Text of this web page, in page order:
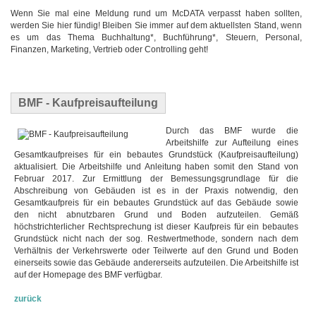
Wenn Sie mal eine Meldung rund um McDATA verpasst haben sollten,
werden Sie hier fündig! Bleiben Sie immer auf dem aktuellsten Stand, wenn
es um das Thema Buchhaltung*, Buchführung*, Steuern, Personal,
Finanzen, Marketing, Vertrieb oder Controlling geht!
BMF - Kaufpreisaufteilung
Durch das BMF wurde die
Arbeitshilfe zur Aufteilung eines
Gesamtkaufpreises für ein bebautes Grundstück (Kaufpreisaufteilung)
aktualisiert. Die Arbeitshilfe und Anleitung haben somit den Stand von
Februar 2017. Zur Ermittlung der Bemessungsgrundlage für die
Abschreibung von Gebäuden ist es in der Praxis notwendig, den
Gesamtkaufpreis für ein bebautes Grundstück auf das Gebäude sowie
den nicht abnutzbaren Grund und Boden aufzuteilen. Gemäß
höchstrichterlicher Rechtsprechung ist dieser Kaufpreis für ein bebautes
Grundstück nicht nach der sog. Restwertmethode, sondern nach dem
Verhältnis der Verkehrswerte oder Teilwerte auf den Grund und Boden
einerseits sowie das Gebäude andererseits aufzuteilen. Die Arbeitshilfe ist
auf der Homepage des BMF verfügbar.
zurück